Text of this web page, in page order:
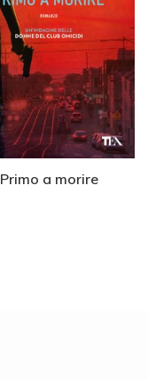
Primo a morire